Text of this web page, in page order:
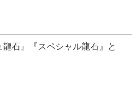
石』『スペシャル龍石』と